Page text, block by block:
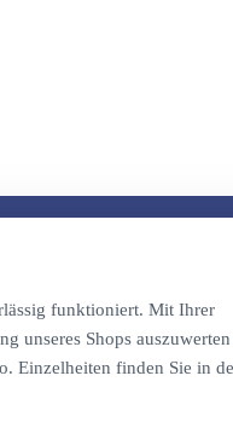
funktioniert. Mit Ihrer
unseres Shops
Einzelheiten finden Sie in